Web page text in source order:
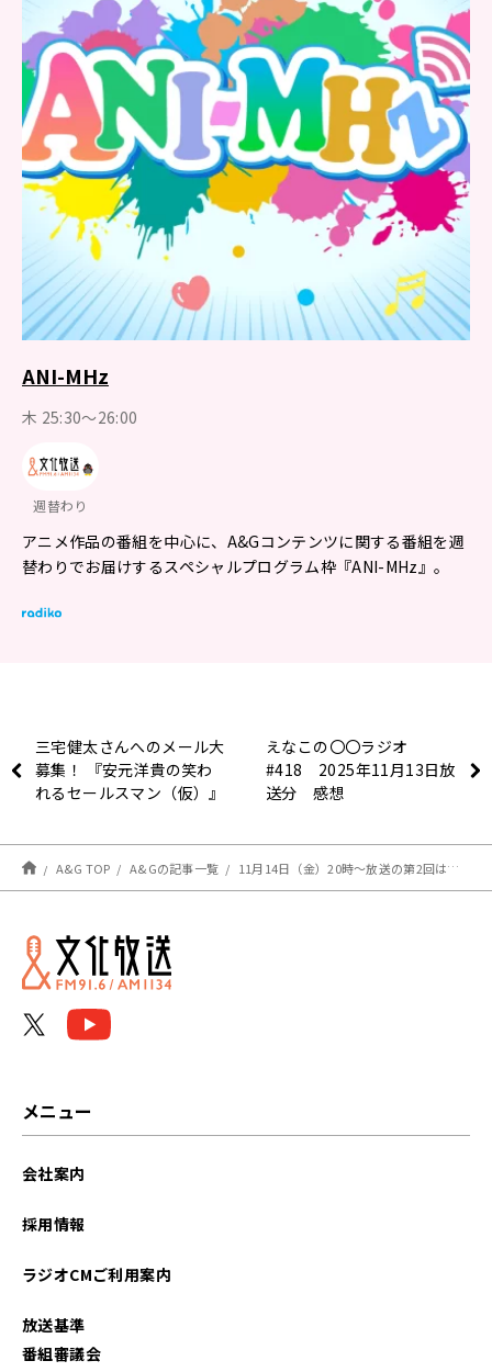
ANI-MHz
木 25:30～26:00
週替わり
アニメ作品の番組を中心に、A&Gコンテンツに関する番組を週
替わりでお届けするスペシャルプログラム枠『ANI-MHz』。
三宅健太さんへのメール大
募集！ 『安元洋貴の笑わ
れるセールスマン（仮）』
えなこの〇〇ラジオ
#418 2025年11月13日放
送分 感想
A&G TOP A&Gの記事一覧 11月14日（金）20時～放送の第2回は、藤寺美徳さん＆羊宮妃那さんが担当！【TVアニメ「太陽よりも眩しい星」～ラジオに挑戦してみようと思う。～】
メニュー
会社案内
採用情報
ラジオCMご利用案内
放送基準
番組審議会